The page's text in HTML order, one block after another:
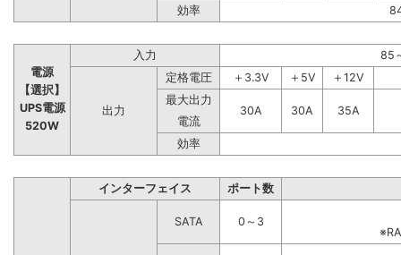
効率
電源
【選択】
UPS電源
520W
入力 85
出力
定格電圧 ＋3.3V ＋5V
＋12V
最大出力
30A
30A
35A
電流
効率
インターフェイス ポート数
SATA
0～3